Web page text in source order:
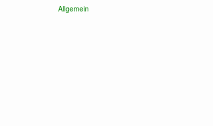
Allgemein